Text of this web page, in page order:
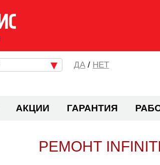
/ НЕТ
АКЦИИ ГАРАНТИЯ
РЕМОНТ